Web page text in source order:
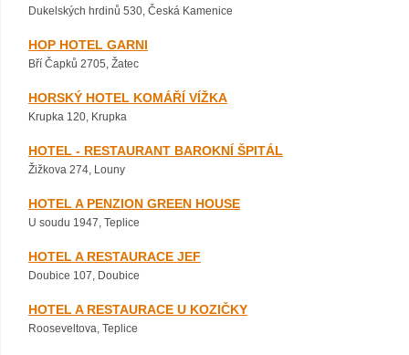
Dukelských hrdinů 530, Česká Kamenice
HOP HOTEL GARNI
Bří Čapků 2705, Žatec
HORSKÝ HOTEL KOMÁŘÍ VÍŽKA
Krupka 120, Krupka
HOTEL - RESTAURANT BAROKNÍ ŠPITÁL
Žižkova 274, Louny
HOTEL A PENZION GREEN HOUSE
U soudu 1947, Teplice
HOTEL A RESTAURACE JEF
Doubice 107, Doubice
HOTEL A RESTAURACE U KOZIČKY
Rooseveltova, Teplice